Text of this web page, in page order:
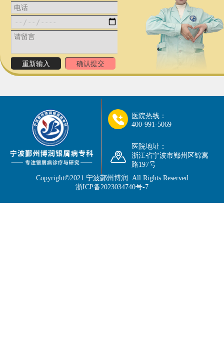
医院热线：
400-991-5069
医院地址：
浙江省宁波市鄞州区锦寓
路197号
Copyright©2021 宁波鄞州博润 . All Rights Reserved
浙ICP备2023034740号-7